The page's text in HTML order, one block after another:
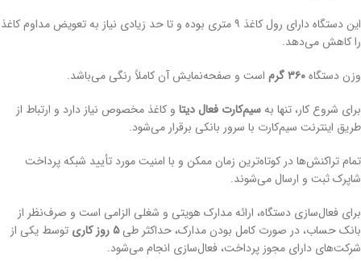
این دستگاه دارای رول کاغذ ۹ متری بوده و تا حد زیادی نیاز به تعویض مداوم کاغذ
را کاهش می‌دهد.
وزن دستگاه۳۶۰ گرم
است و صفحه‌نمایش آن کاملاً رنگی می‌باشد.
برای شروع کار، تنها بهسیم‌کارت فعال دیتا و کاغذ مخصوص نیاز دارد و ارتباط از
طریق اینترنت سیم‌کارت با سرور بانکی برقرار می‌شود.
تمام تراکنش‌ها در کوتاه‌ترین زمان ممکن و با امنیت مورد تأیید شبکه پرداخت
شاپرک ثبت و ارسال می‌شوند.
برای فعال‌سازی دستگاه، ارائه مدارک هویتی و شغلی الزامی است و صرف‌نظر از
بانک حساب، در صورت کامل بودن مدارک، حداکثر طی۵ روز کاری
توسط یکی از
شرکت‌های دارای مجوز پرداخت، فعال‌سازی انجام می‌شود.